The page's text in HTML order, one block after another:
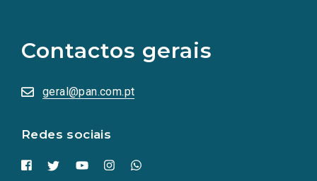
Contactos gerais
geral@pan.com.pt
Redes sociais
redes
sociais
numa
nova